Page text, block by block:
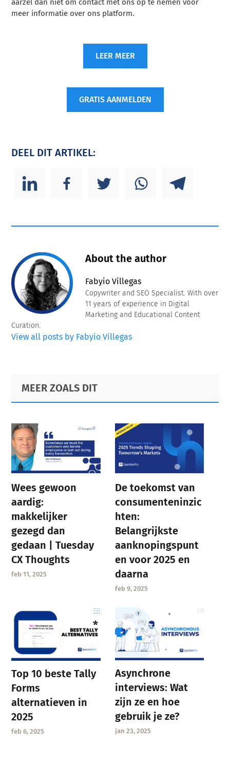
aarzel dan niet om contact met ons op te nemen voor
meer informatie over ons platform.
LEER MEER
GRATIS AANMELDEN
DEEL DIT ARTIKEL:
About the author
Fabyio Villegas
Copywriter and SEO Specialist. With over
11 years of experience in Digital
Marketing and Educational Content
Curation.
View all posts by Fabyio Villegas
Primary
Sidebar
Footer
MEER ZOALS DIT
Wees gewoon
aardig:
makkelijker
gezegd dan
gedaan | Tuesday
CX Thoughts
feb 11, 2025
De toekomst van
consumenteninzic
hten:
Belangrijkste
aanknopingspunt
en voor 2025 en
daarna
feb 9, 2025
Top 10 beste Tally
Forms
alternatieven in
2025
feb 6, 2025
Asynchrone
interviews: Wat
zijn ze en hoe
gebruik je ze?
jan 23, 2025